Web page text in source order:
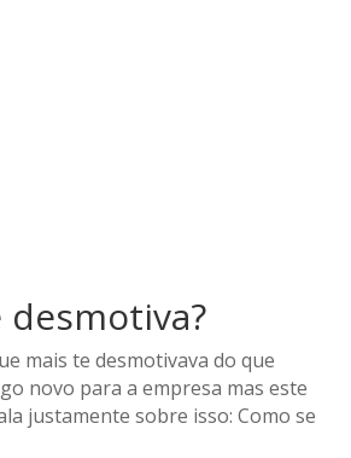
mais te desmotivava do que
novo para a empresa mas este
justamente sobre isso: Como se